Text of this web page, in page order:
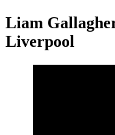
Liam
Liverpool